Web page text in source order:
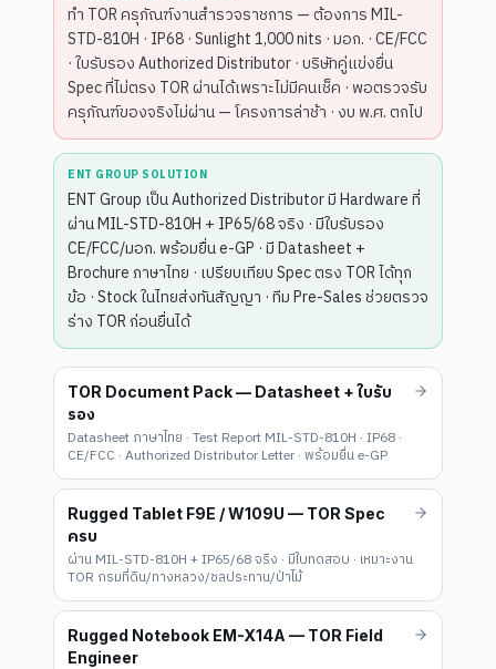
ทำ TOR ครุภัณฑ์งานสำรวจราชการ — ต้องการ MIL-
STD-810H · IP68 · Sunlight 1,000 nits · มอก. · CE/FCC
· ใบรับรอง Authorized Distributor · บริษัทคู่แข่งยื่น
Spec ที่ไม่ตรง TOR ผ่านได้เพราะไม่มีคนเช็ค · พอตรวจรับ
ครุภัณฑ์ของจริงไม่ผ่าน — โครงการล่าช้า · งบ พ.ศ. ตกไป
ENT GROUP SOLUTION
ENT Group เป็น Authorized Distributor มี Hardware ที่
ผ่าน MIL-STD-810H + IP65/68 จริง · มีใบรับรอง
CE/FCC/มอก. พร้อมยื่น e-GP · มี Datasheet +
Brochure ภาษาไทย · เปรียบเทียบ Spec ตรง TOR ได้ทุก
ข้อ · Stock ในไทยส่งทันสัญญา · ทีม Pre-Sales ช่วยตรวจ
ร่าง TOR ก่อนยื่นได้
TOR Document Pack — Datasheet + ใบรับ
รอง
Datasheet ภาษาไทย · Test Report MIL-STD-810H · IP68 ·
CE/FCC · Authorized Distributor Letter · พร้อมยื่น e-GP
Rugged Tablet F9E / W109U — TOR Spec
ครบ
ผ่าน MIL-STD-810H + IP65/68 จริง · มีใบทดสอบ · เหมาะงาน
TOR กรมที่ดิน/ทางหลวง/ชลประทาน/ป่าไม้
Rugged Notebook EM-X14A — TOR Field
Engineer